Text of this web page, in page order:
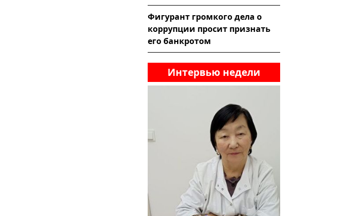
Фигурант громкого дела о
коррупции просит признать
его банкротом
Интервью недели